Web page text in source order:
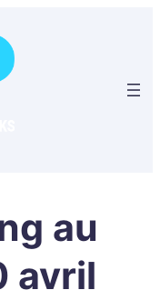
au
avril